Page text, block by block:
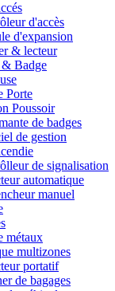
d'accès
d'expansion
& lecteur
& Badge
Porte
Poussoir
de badges
de gestion
de signalisation
automatique
manuel
métaux
multizones
portatif
de bagages